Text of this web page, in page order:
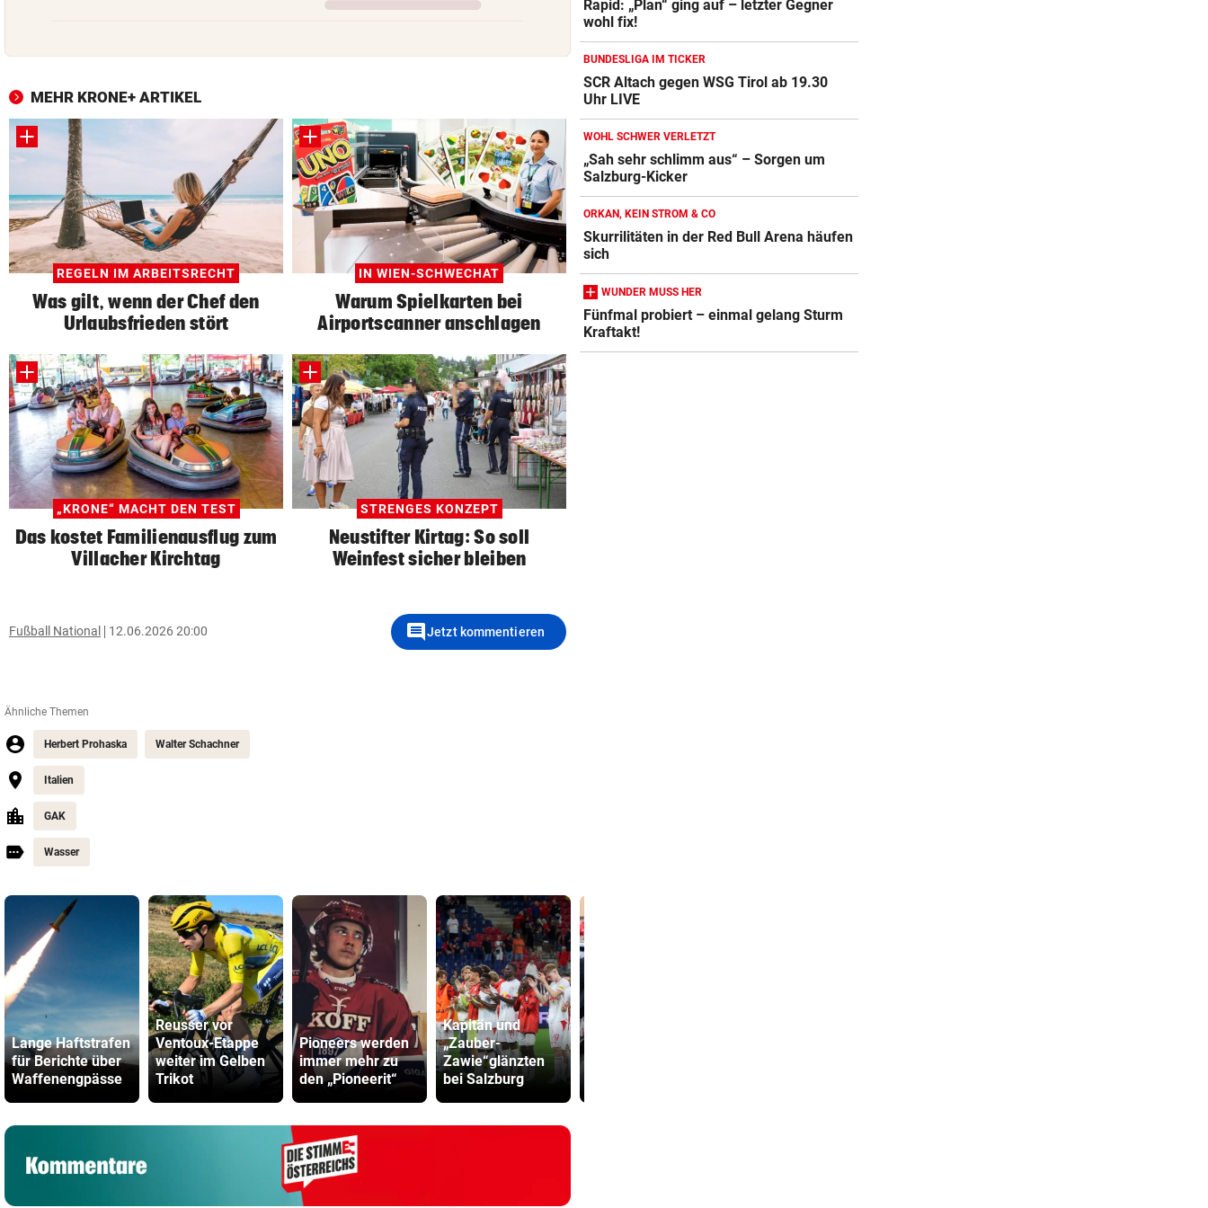
MEHR KRONE+ ARTIKEL
REGELN IM ARBEITSRECHT
Was gilt, wenn der Chef den
Urlaubsfrieden stört
IN WIEN-SCHWECHAT
Warum Spielkarten bei
Airportscanner anschlagen
„KRONE“ MACHT DEN TEST
Das kostet Familienausflug zum
Villacher Kirchtag
STRENGES KONZEPT
Neustifter Kirtag: So soll
Weinfest sicher bleiben
Fußball National 12.06.2026 20:00 commentJetzt kommentieren
Ähnliche Themen
Herbert Prohaska Walter Schachner
Italien
GAK
Wasser
Lange Haftstrafen
für Berichte über
Waffenengpässe
Reusser vor
Ventoux-Etappe
weiter im Gelben
Trikot
Pioneers werden
immer mehr zu
den „Pioneerit“
Kapitän und
„Zauber-
Zawie“glänzten
bei Salzburg
Rapid: „Plan“ ging auf – letzter Gegner
wohl fix!
BUNDESLIGA IM TICKER
SCR Altach gegen WSG Tirol ab 19.30
Uhr LIVE
WOHL SCHWER VERLETZT
„Sah sehr schlimm aus“ – Sorgen um
Salzburg-Kicker
ORKAN, KEIN STROM & CO
Skurrilitäten in der Red Bull Arena häufen
sich
WUNDER MUSS HER
Fünfmal probiert – einmal gelang Sturm
Kraftakt!